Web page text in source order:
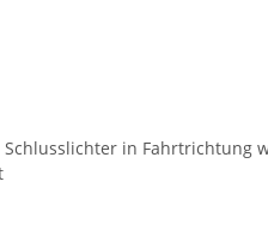
in Fahrtrichtung